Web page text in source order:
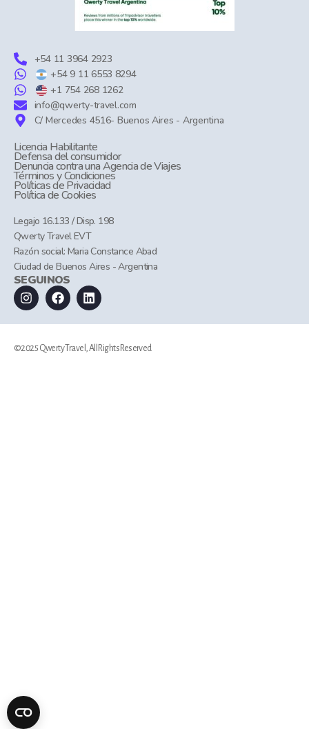
+54 11 3964 2923
+54 9 11 6553 8294
+1 754 268 1262
info@qwerty-travel.com
C/ Mercedes 4516- Buenos Aires - Argentina
Licencia Habilitante
Defensa del consumidor
Denuncia contra una Agencia de Viajes
Términos y Condiciones
Políticas de Privacidad
Política de Cookies
Legajo 16.133 / Disp. 198
Qwerty Travel EVT
Razón social: Maria Constance Abad
Ciudad de Buenos Aires - Argentina
SEGUINOS
©2025 Qwerty Travel, All Rights Reserved